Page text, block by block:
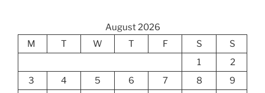
August 2026
M
T W T F S
S
1
2
3
4 5 6 7 8
9